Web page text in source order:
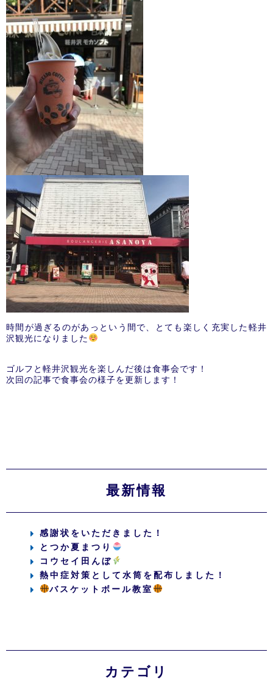
時間が過ぎるのがあっという間で、とても楽しく充実した軽井
沢観光になりました
ゴルフと軽井沢観光を楽しんだ後は食事会です！
次回の記事で食事会の様子を更新します！
最新情報
感謝状をいただきました！
とつか夏まつり
コウセイ田んぼ
熱中症対策として水筒を配布しました！
バスケットボール教室
カテゴリ